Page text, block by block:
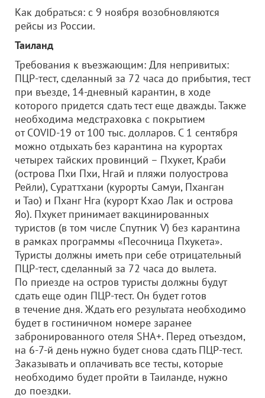
Как добраться: с 9 ноября возобновляются
рейсы из России.
Таиланд
Требования к въезжающим: Для непривитых:
ПЦР-тест, сделанный за 72 часа до прибытия, тест
при въезде, 14-дневный карантин, в ходе
которого придется сдать тест еще дважды. Также
необходима медстраховка с покрытием
от COVID-19 от 100 тыс. долларов. С 1 сентября
можно отдыхать без карантина на курортах
четырех тайских провинций – Пхукет, Краби
(острова Пхи Пхи, Нгай и пляжи полуострова
Рейли), Сураттхани (курорты Самуи, Пханган
и Тао) и Пханг Нга (курорт Кхао Лак и острова
Яо). Пхукет принимает вакцинированных
туристов (в том числе Спутник V) без карантина
в рамках программы «Песочница Пхукета».
Туристы должны иметь при себе отрицательный
ПЦР-тест, сделанный за 72 часа до вылета.
По приезде на остров туристы должны будут
сдать еще один ПЦР-тест. Он будет готов
в течение дня. Ждать его результата необходимо
будет в гостиничном номере заранее
забронированного отеля SHA+. Перед отъездом,
на 6-7-й день нужно будет снова сдать ПЦР-тест.
Заказывать и оплачивать все тесты, которые
необходимо будет пройти в Таиланде, нужно
до поездки.